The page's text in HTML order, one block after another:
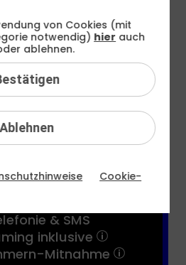
Monate TIPP
Monat
bestellen
Teilen
5G
8 GB
& SMS
inklusive
​Mitnahme
Ablehnen
von Cookies (mit
notwendig) hier auch
ablehnen.
Cookie-